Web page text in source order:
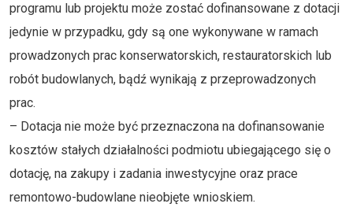
programu lub projektu może zostać dofinansowane z dotacji
jedynie w przypadku, gdy są one wykonywane w ramach
prowadzonych prac konserwatorskich, restauratorskich lub
robót budowlanych, bądź wynikają z przeprowadzonych
prac.
– Dotacja nie może być przeznaczona na dofinansowanie
kosztów stałych działalności podmiotu ubiegającego się o
dotację, na zakupy i zadania inwestycyjne oraz prace
remontowo-budowlane nieobjęte wnioskiem.